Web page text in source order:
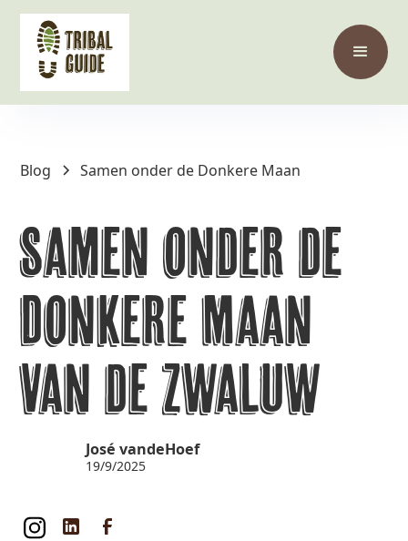
Blog Samen onder de Donkere Maan
Samen onder de
Donkere Maan
van de Zwaluw
José vandeHoef
19/9/2025